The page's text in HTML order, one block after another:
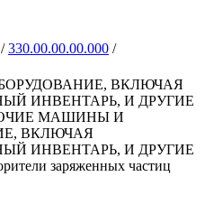
/330.00.00.00.000 /
ВКЛЮЧАЯ
ИНВЕНТАРЬ, И ДРУГИЕ
МАШИНЫ И
ВКЛЮЧАЯ
ИНВЕНТАРЬ, И ДРУГИЕ
заряженных частиц